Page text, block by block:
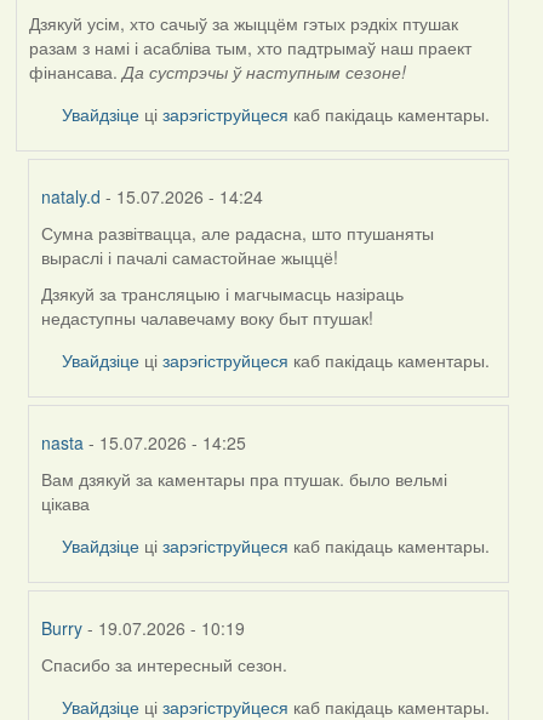
Дзякуй усім, хто сачыў за жыццём гэтых рэдкіх птушак
разам з намі і асабліва тым, хто падтрымаў наш праект
фінансава. Да сустрэчы ў наступным сезоне!
Увайдзіце цізарэгіструйцеся каб пакідаць каментары.
nataly.d - 15.07.2026 - 14:24
In
reply
to
by
Сумна развітвацца, але радасна, што птушаняты
выраслі і пачалі самастойнае жыццё!
Дзякуй за трансляцыю і магчымасць назіраць
недаступны чалавечаму воку быт птушак!
Увайдзіце цізарэгіструйцеся каб пакідаць каментары.
nasta - 15.07.2026 - 14:25
In
reply
Harrier
Вам дзякуй за каментары пра птушак. было вельмі
цікава
Увайдзіце цізарэгіструйцеся каб пакідаць каментары.
Burry - 19.07.2026 - 10:19
In
reply
Спасибо за интересный сезон.
Увайдзіце цізарэгіструйцеся каб пакідаць каментары.